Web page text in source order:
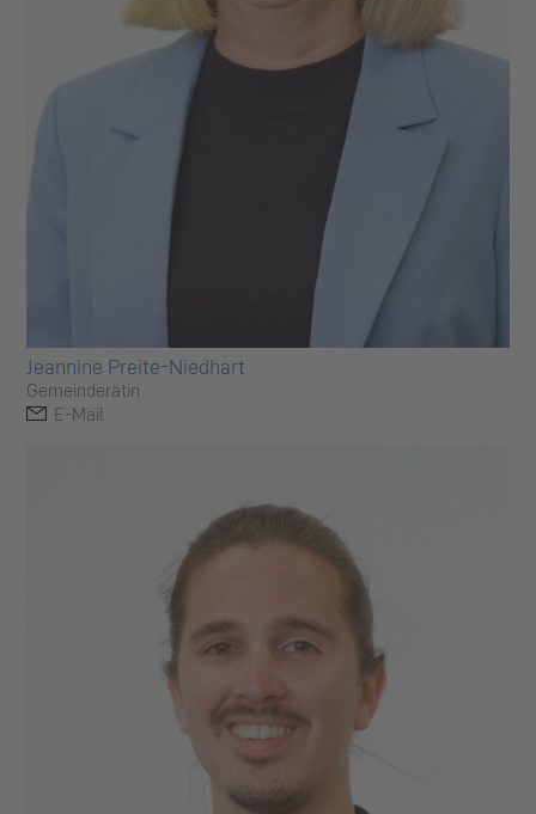
Jeannine Preite-Niedhart
Gemeinderätin
E-Mail